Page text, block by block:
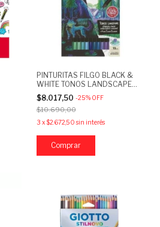
PINTURITAS FILGO BLACK &
WHITE TONOS LANDSCAPE
X15
$8.017,50 -25% OFF
$10.690,00
3 x$2.672,50 sin interés